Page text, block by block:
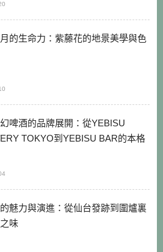
的生命力：紫藤花的地景美學與色
啤酒的品牌展開：從YEBISU
TOKYO到YEBISU BAR的本格
魅力與演進：從仙台發跡到圍爐裏
味